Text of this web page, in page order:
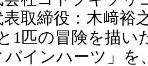
取締役：木﨑裕
1匹の冒険を描い
バインハーツ」を